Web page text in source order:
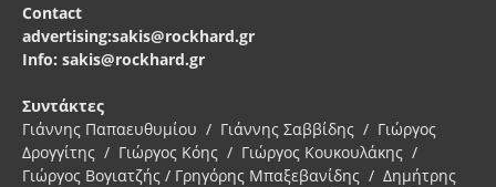
Contact
advertising:sakis@rockhard.gr
Info: sakis@rockhard.gr
Συντάκτες
Γιάννης Παπαευθυμίου / Γιάννης Σαββίδης / Γιώργος
Δρογγίτης / Γιώργος Κόης / Γιώργος Κουκουλάκης /
Γιώργος Βογιατζής / Γρηγόρης Μπαξεβανίδης / Δημήτρης